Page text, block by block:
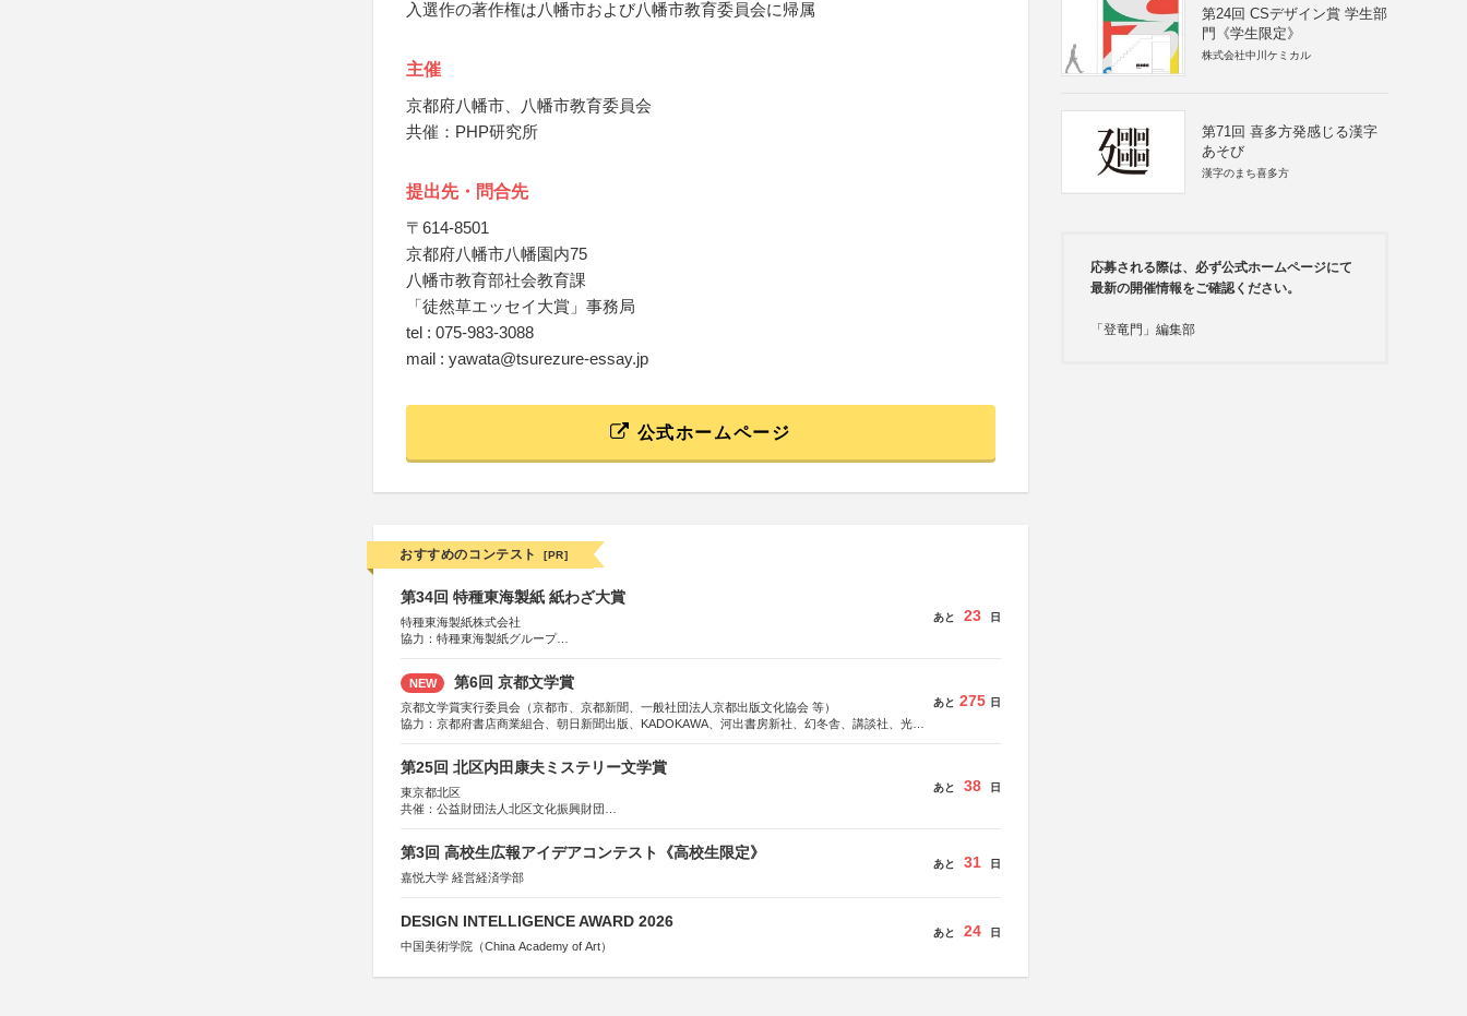
入選作の著作権は八幡市および八幡市教育委員会に帰属
主催
京都府八幡市、八幡市教育委員会
共催：PHP研究所
提出先・問合先
〒614-8501
京都府八幡市八幡園内75
八幡市教育部社会教育課
「徒然草エッセイ大賞」事務局
tel : 075-983-3088
mail : yawata@tsurezure-essay.jp
公式ホームページ
おすすめのコンテスト [PR]
第34回 特種東海製紙 紙わざ大賞
特種東海製紙株式会社
協力：特種東海製紙グループ
あと 23 日
NEW 第6回 京都文学賞
京都文学賞実行委員会（京都市、京都新聞、一般社団法人京都出版文化協会 等）
協力：京都府書店商業組合、朝日新聞出版、KADOKAWA、河出書房新社、幻冬舎、講談社、光文
研究所、双葉社、文藝春秋、ポプラ社、毎日新聞出版
あと 275 日
第25回 北区内田康夫ミステリー文学賞
東京都北区
共催：公益財団法人北区文化振興財団
協賛：株式会社実業之日本社
あと 38 日
第3回 高校生広報アイデアコンテスト《高校生限定》
嘉悦大学 経営経済学部
あと 31 日
DESIGN INTELLIGENCE AWARD 2026
中国美術学院（China Academy of Art）
あと 24 日
第24回 CSデザイン賞 学生部
門《学生限定》
株式会社中川ケミカル
第71回 喜多方発感じる漢字
あそび
漢字のまち喜多方
応募される際は、必ず公式ホームページにて
最新の開催情報をご確認ください。
「登竜門」編集部